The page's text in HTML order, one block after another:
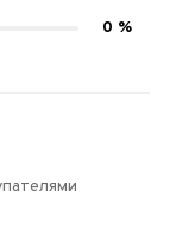
0 %